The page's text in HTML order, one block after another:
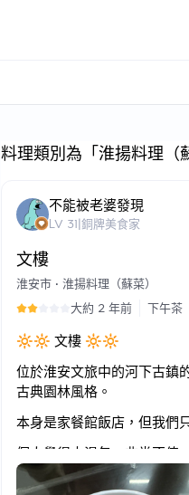
料理類別為「淮揚料理（
不能被老婆發現
LV 31 銅牌美食家
文樓
淮安市 • 淮揚料理（蘇菜）
大約 2 年前
下午茶
🔆🔆 文樓 🔆🔆
位於淮安文旅中的河下古鎮
古典園林風格。
本身是家餐館飯店，但我們
個人覺得大湯包，非常不值….
湯包被隨意的裝在一次性塑